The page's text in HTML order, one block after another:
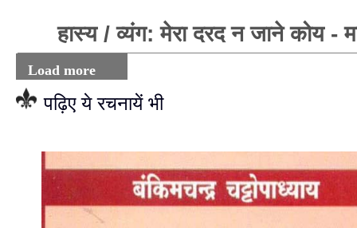
हास्य / व्यंग: मेरा दरद न जाने कोय -
Load more
पढ़िए ये रचनायें भी